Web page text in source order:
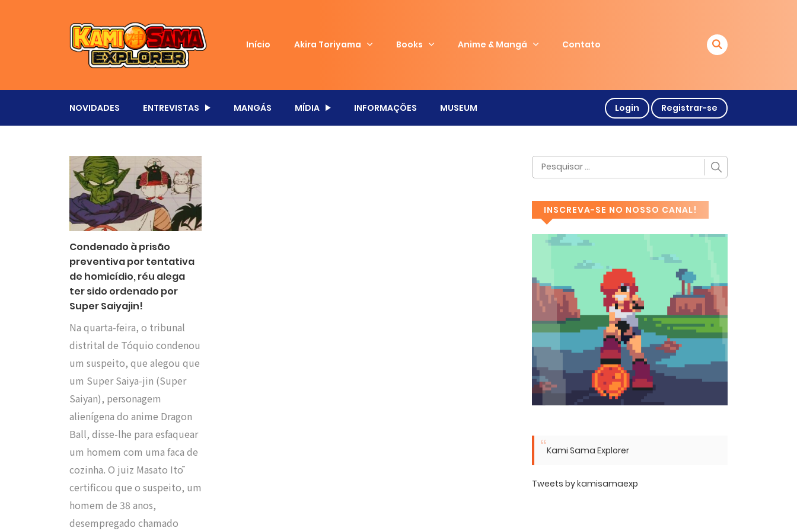
Início Akira Toriyama Books Anime & Mangá Contato
NOVIDADES ENTREVISTAS MANGÁS MÍDIA INFORMAÇÕES MUSEUM Login Registrar-se
Condenado à prisão
preventiva por tentativa
de homicídio, réu alega
ter sido ordenado por
Super Saiyajin!
Na quarta-feira, o tribunal
distrital de Tóquio condenou
um suspeito, que alegou que
um Super Saiya-jin (Super
Saiyan), personagem
alienígena do anime Dragon
Ball, disse-lhe para esfaquear
um homem com uma faca de
cozinha. O juiz Masato Itō
certificou que o suspeito, um
homem de 38 anos,
desempregado chamado
INSCREVA-SE NO NOSSO CANAL!
Kami Sama Explorer
Tweets by kamisamaexp